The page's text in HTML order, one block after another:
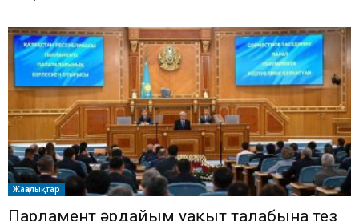
Жаңалықтар
Парламент әрдайым уақыт талабына тез